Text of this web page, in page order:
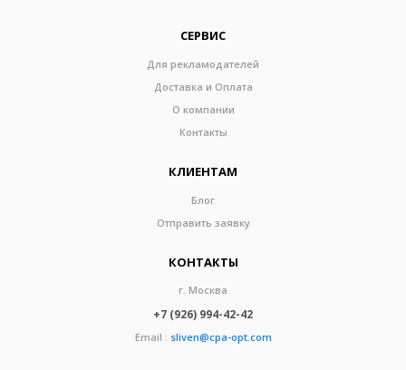
СЕРВИС
Для рекламодателей
Доставка и Оплата
О компании
Контакты
КЛИЕНТАМ
Блог
Отправить заявку
КОНТАКТЫ
г. Москва
+7 (926) 994-42-42
Email : sliven@cpa-opt.com